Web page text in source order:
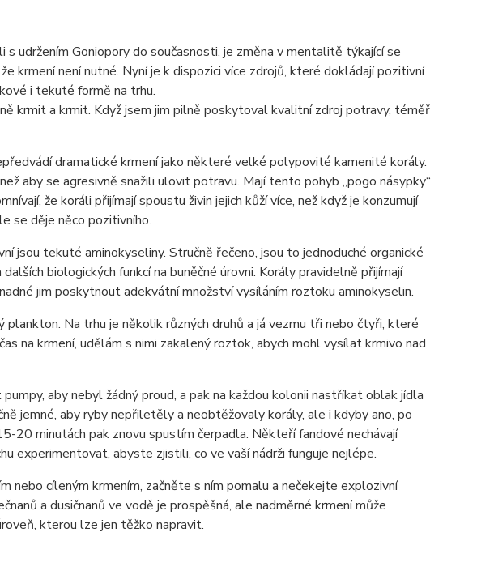
udržením Goniopory do současnosti, je změna v mentalitě týkající se
krmení není nutné. Nyní je k dispozici více zdrojů, které dokládají pozitivní
i tekuté formě na trhu.
krmit a krmit. Když jsem jim pilně poskytoval kvalitní zdroj potravy, téměř
dramatické krmení jako některé velké polypovité kamenité korály.
aby se agresivně snažili ulovit potravu. Mají tento pohyb „pogo násypky“
že koráli přijímají spoustu živin jejich kůží více, než když je konzumují
se děje něco pozitivního.
jsou tekuté aminokyseliny. Stručně řečeno, jsou to jednoduché organické
biologických funkcí na buněčné úrovni. Korály pravidelně přijímají
jim poskytnout adekvátní množství vysíláním roztoku aminokyselin.
plankton. Na trhu je několik různých druhů a já vezmu tři nebo čtyři, které
na krmení, udělám s nimi zakalený roztok, abych mohl vysílat krmivo nad
aby nebyl žádný proud, a pak na každou kolonii nastříkat oblak jídla
jemné, aby ryby nepřiletěly a neobtěžovaly korály, ale i kdyby ano, po
20 minutách pak znovu spustím čerpadla. Někteří fandové nechávají
experimentovat, abyste zjistili, co ve vaší nádrži funguje nejlépe.
nebo cíleným krmením, začněte s ním pomalu a nečekejte explozivní
a dusičnanů ve vodě je prospěšná, ale nadměrné krmení může
kterou lze jen těžko napravit.